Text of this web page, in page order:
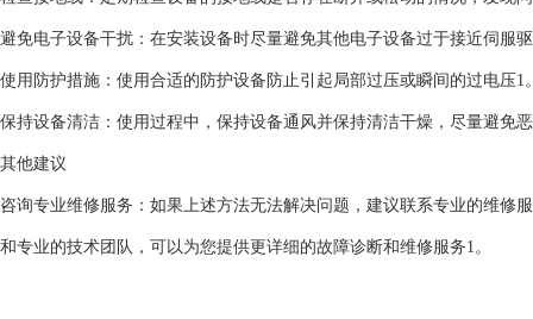
避免电子设备干扰：在安装设备时尽量避免其他电子设备过于接近伺服
使用防护措施：使用合适的防护设备防止引起局部过压或瞬间的过电压1
保持设备清洁：使用过程中，保持设备通风并保持清洁干燥，尽量避免
其他建议
咨询专业维修服务：如果上述方法无法解决问题，建议联系专业的维修
和专业的技术团队，可以为您提供更详细的故障诊断和维修服务1。